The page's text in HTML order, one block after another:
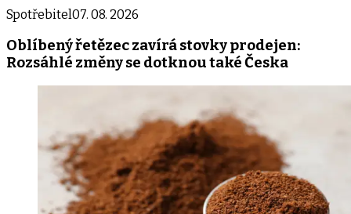
Spotřebitel07. 08. 2026
Oblíbený řetězec zavírá stovky prodejen:
Rozsáhlé změny se dotknou také Česka